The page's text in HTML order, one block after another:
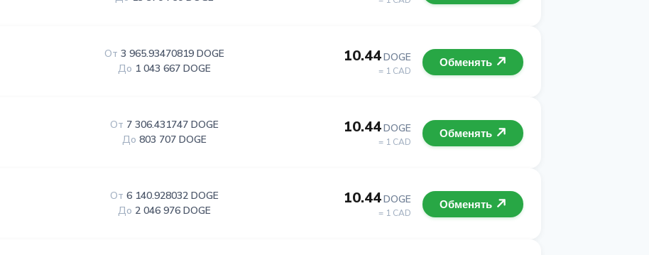
10.44DOGE
= 1 CAD
От 3 965.93470819 DOGE
До 1 043 667 DOGE Обменять
10.44DOGE
= 1 CAD
От 7 306.431747 DOGE
До 803 707 DOGE Обменять
10.44DOGE
= 1 CAD
От 6 140.928032 DOGE
До 2 046 976 DOGE Обменять